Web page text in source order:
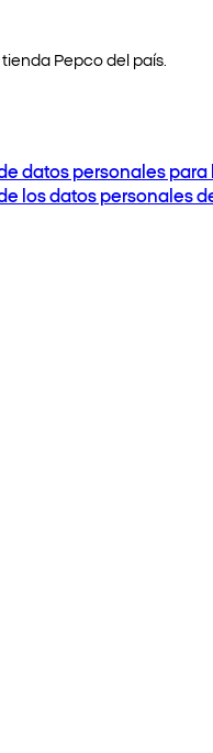
Pepco del país.
datos personales
los datos personales